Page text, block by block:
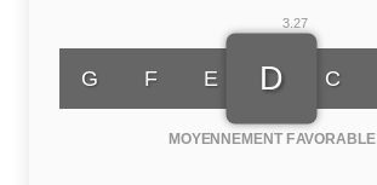
G F E
3.27
D
MOYENNEMENT FAVORABLE
C